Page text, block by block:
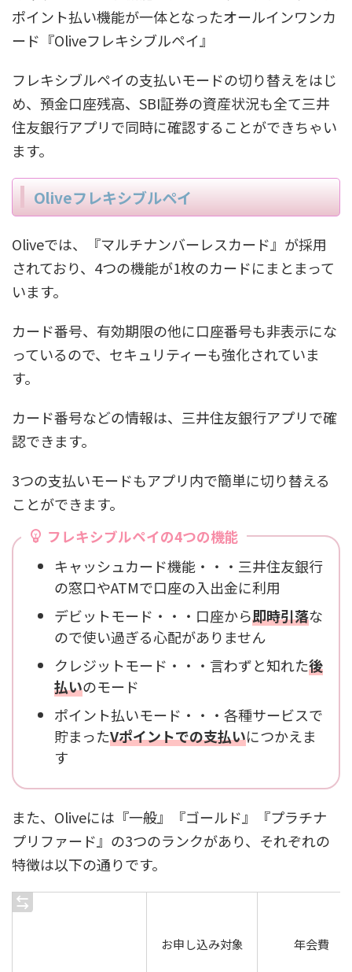
ポイント払い機能が一体となったオールインワンカ
ード『Oliveフレキシブルペイ』
フレキシブルペイの支払いモードの切り替えをはじ
め、預金口座残高、SBI証券の資産状況も全て三井
住友銀行アプリで同時に確認することができちゃい
ます。
Oliveフレキシブルペイ
Oliveでは、『マルチナンバーレスカード』が採用
されており、4つの機能が1枚のカードにまとまって
います。
カード番号、有効期限の他に口座番号も非表示にな
っているので、セキュリティーも強化されていま
す。
カード番号などの情報は、三井住友銀行アプリで確
認できます。
3つの支払いモードもアプリ内で簡単に切り替える
ことができます。
フレキシブルペイの4つの機能
キャッシュカード機能・・・三井住友銀行
の窓口やATMで口座の入出金に利用
デビットモード・・・口座から即時引落な
ので使い過ぎる心配がありません
クレジットモード・・・言わずと知れた後
払いのモード
ポイント払いモード・・・各種サービスで
貯まったVポイントでの支払いにつかえま
す
また、Oliveには『一般』『ゴールド』『プラチナ
プリファード』の3つのランクがあり、それぞれの
特徴は以下の通りです。
お申し込み対象 年会費